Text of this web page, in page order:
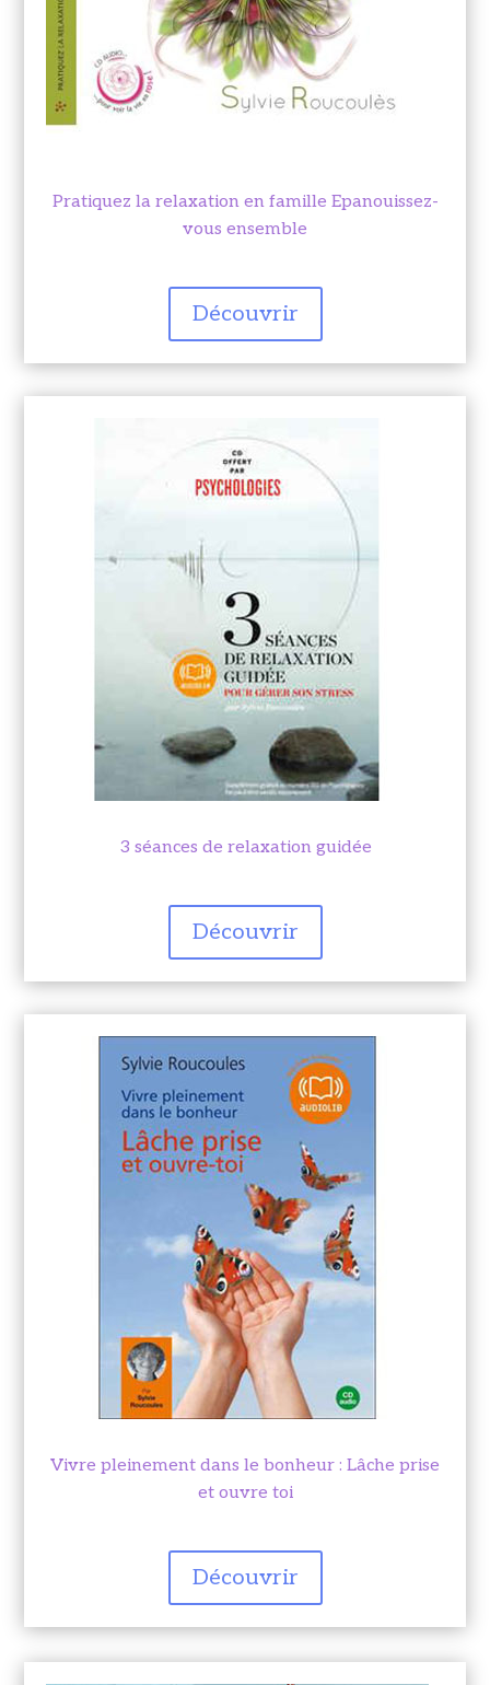
Pratiquez la relaxation en famille Epanouissez-
vous ensemble
Découvrir
3 séances de relaxation guidée
Découvrir
Vivre pleinement dans le bonheur : Lâche prise
et ouvre toi
Découvrir